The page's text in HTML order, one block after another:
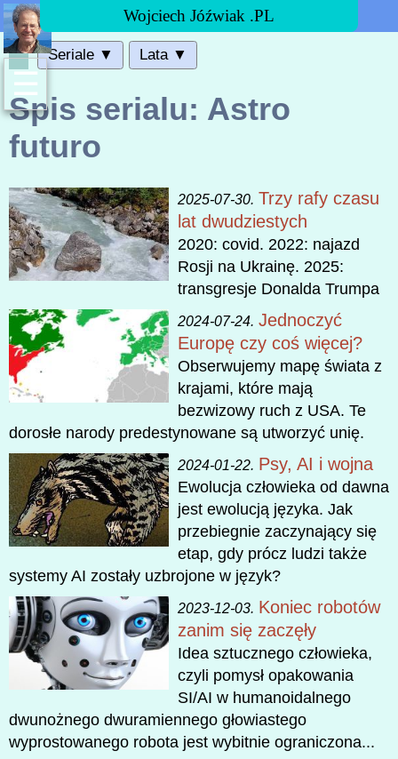
Wojciech Jóźwiak .PL
Seriale ▼ Lata ▼
Spis serialu: Astro
futuro
2025-07-30. Trzy rafy czasu
lat dwudziestych
2020: covid. 2022: najazd
Rosji na Ukrainę. 2025:
transgresje Donalda Trumpa
2024-07-24. Jednoczyć
Europę czy coś więcej?
Obserwujemy mapę świata z
krajami, które mają
bezwizowy ruch z USA. Te
dorosłe narody predestynowane są utworzyć unię.
2024-01-22. Psy, AI i wojna
Ewolucja człowieka od dawna
jest ewolucją języka. Jak
przebiegnie zaczynający się
etap, gdy prócz ludzi także
systemy AI zostały uzbrojone w język?
2023-12-03. Koniec robotów
zanim się zaczęły
Idea sztucznego człowieka,
czyli pomysł opakowania
SI/AI w humanoidalnego
dwunożnego dwuramiennego głowiastego
wyprostowanego robota jest wybitnie ograniczona...
☰